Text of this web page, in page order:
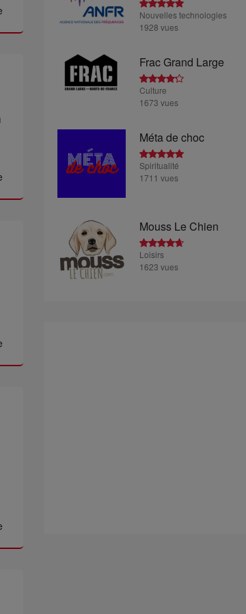
Nouvelles technologies
1928 vues
Frac Grand Large
Culture
1673 vues
Méta de choc
Spiritualité
1711 vues
Mouss Le Chien
Loisirs
1623 vues